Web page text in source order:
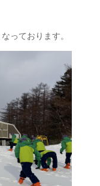
っております。